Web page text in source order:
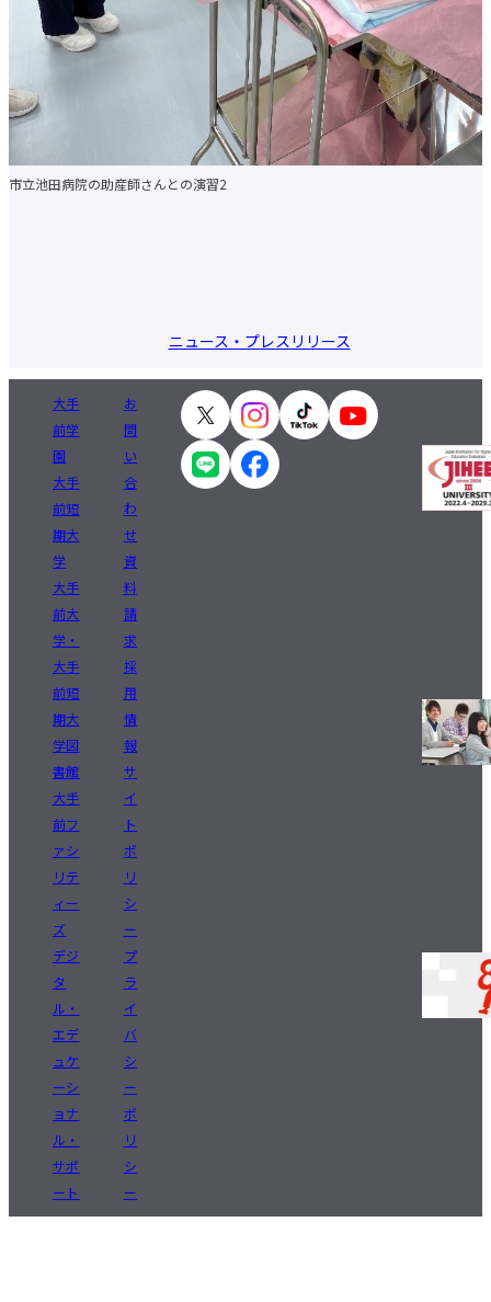
市立池田病院の助産師さんとの演習2
ニュース・プレスリリース
大手
前学
園
大手
前短
期大
学
大手
前大
学・
大手
前短
期大
学図
書館
大手
前フ
ァシ
リテ
ィー
ズ
デジ
タ
ル・
エデ
ュケ
ーシ
ョナ
ル・
サポ
ート
お
問
い
合
わ
せ
資
料
請
求
採
用
情
報
サ
イ
ト
ポ
リ
シ
ー
プ
ラ
イ
バ
シ
ー
ポ
リ
シ
ー